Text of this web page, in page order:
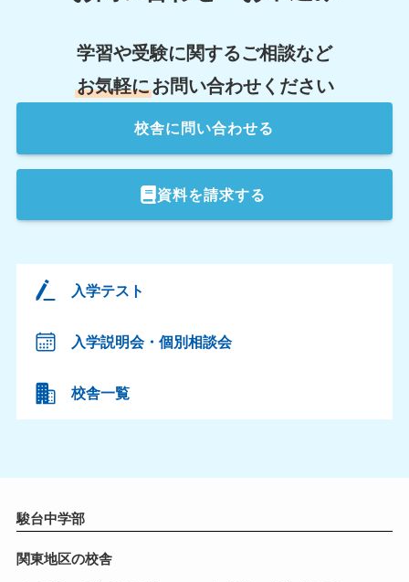
学習や受験に関するご相談など
お気軽にお問い合わせください
校舎に問い合わせる
資料を請求する
入学テスト
入学説明会・個別相談会
校舎一覧
駿台中学部
関東地区の校舎